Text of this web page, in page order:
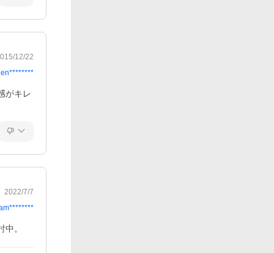
12/22
がキレ
2022/7/7
。